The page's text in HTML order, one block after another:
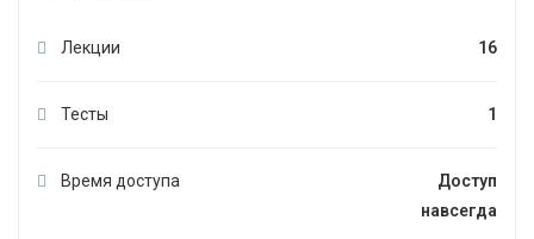
Лекции 16
Тесты 1
Время доступа
Доступ
навсегда